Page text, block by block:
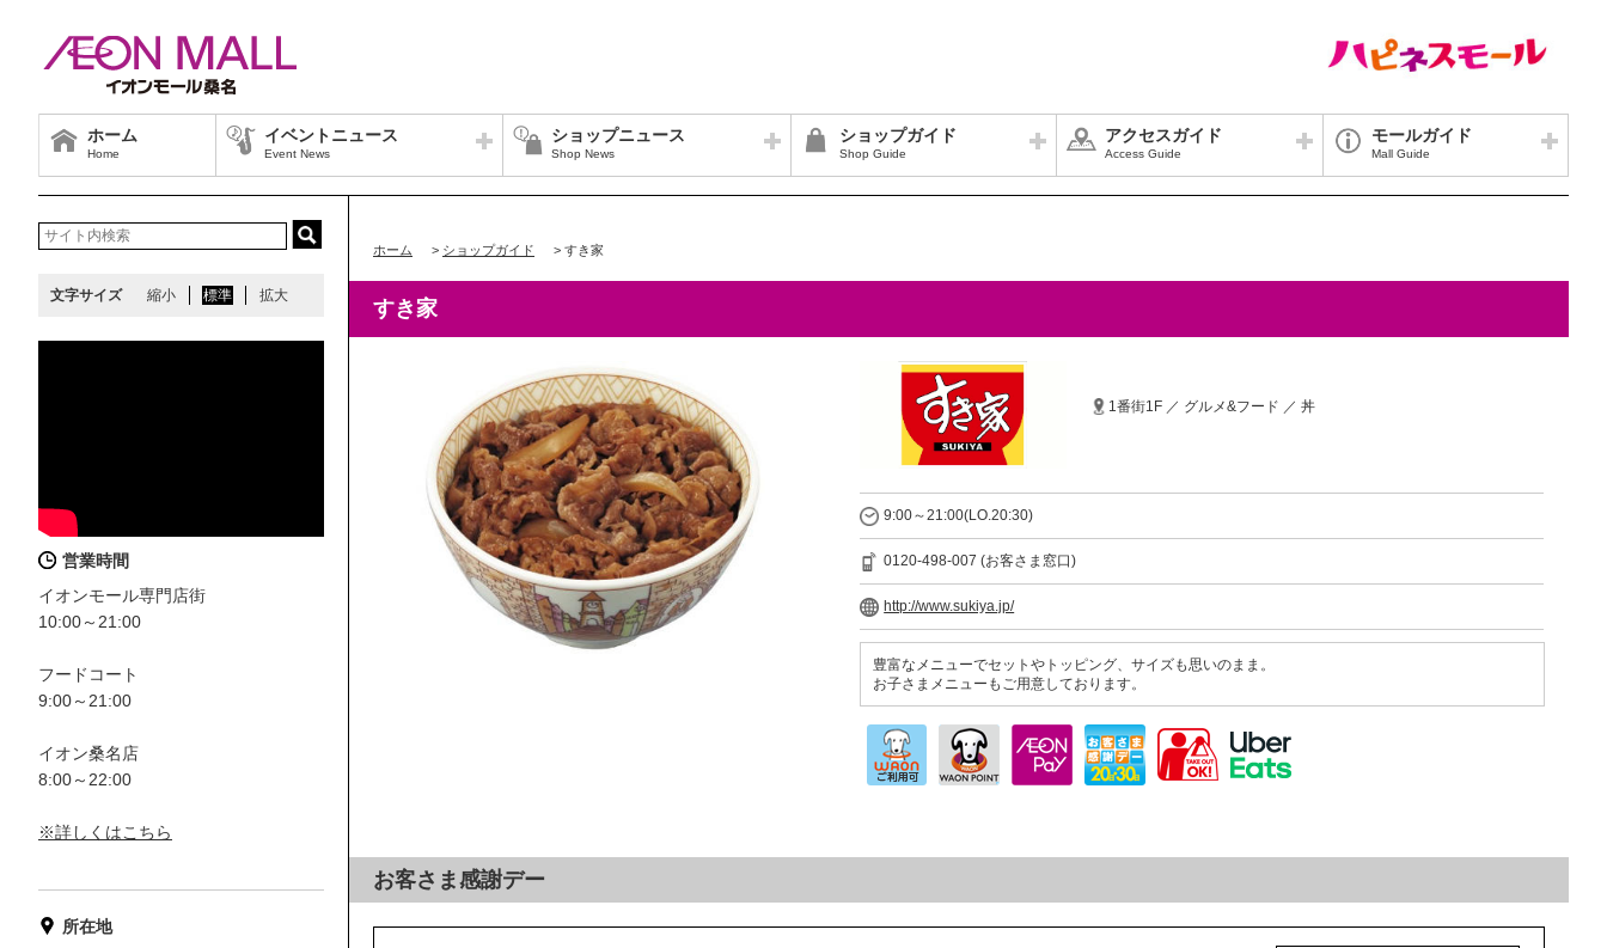
ホーム
Home
イベントニュース
Event News
ショップニュース
Shop News
ショップガイド
Shop Guide
アクセスガイド
Access Guide
モールガイド
Mall Guide
ホーム > ショップガイド > すき家
すき家
1番街1F ／ グルメ&フード ／ 丼
9:00～21:00(LO.20:30)
0120-498-007 (お客さま窓口)
http://www.sukiya.jp/
豊富なメニューでセットやトッピング、サイズも思いのまま。
お子さまメニューもご用意しております。
お客さま感謝デー
文字サイズ 縮小 標準 拡大
営業時間
イオンモール専門店街
10:00～21:00
フードコート
9:00～21:00
イオン桑名店
8:00～22:00
※詳しくはこちら
所在地